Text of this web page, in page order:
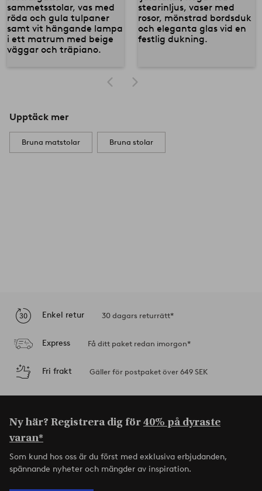
Upptäck mer
Bruna matstolar Bruna stolar
Enkel retur 30 dagars returrätt*
Express Få ditt paket redan imorgon*
Fri frakt Gäller för postpaket över 649 SEK
Ny här? Registrera dig för40% på dyraste
varan*
Som kund hos oss är du först med exklusiva erbjudanden,
spännande nyheter och mängder av inspiration.